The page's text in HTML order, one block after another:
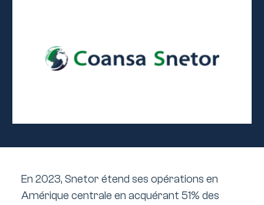
En 2023, Snetor étend ses opérations en
Amérique centrale en acquérant 51% des